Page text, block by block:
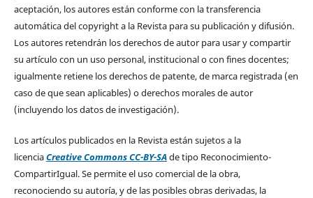
aceptación, los autores están conforme con la transferencia
automática del copyright a la Revista para su publicación y difusión.
Los autores retendrán los derechos de autor para usar y compartir
su artículo con un uso personal, institucional o con fines docentes;
igualmente retiene los derechos de patente, de marca registrada (en
caso de que sean aplicables) o derechos morales de autor
(incluyendo los datos de investigación).
Los artículos publicados en la Revista están sujetos a la
licenciaCreative Commons CC-BY-SAde tipo Reconocimiento-
CompartirIgual. Se permite el uso comercial de la obra,
reconociendo su autoría, y de las posibles obras derivadas, la